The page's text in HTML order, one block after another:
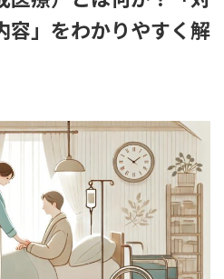
容」をわかりやすく解